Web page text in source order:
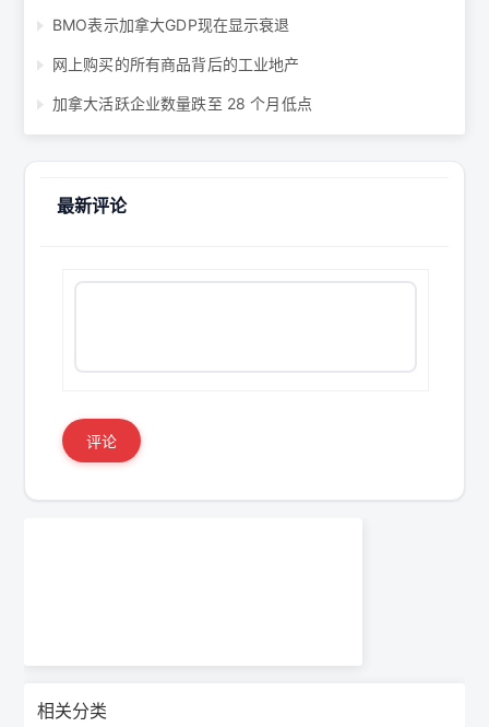
BMO表示加拿大GDP现在显示衰退
网上购买的所有商品背后的工业地产
加拿大活跃企业数量跌至 28 个月低点
最新评论
评论
相关分类